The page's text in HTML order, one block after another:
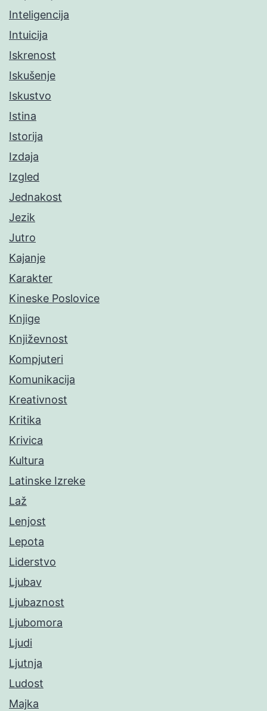
Inteligencija
Intuicija
Iskrenost
Iskušenje
Iskustvo
Istina
Istorija
Izdaja
Izgled
Jednakost
Jezik
Jutro
Kajanje
Karakter
Kineske Poslovice
Knjige
Književnost
Kompjuteri
Komunikacija
Kreativnost
Kritika
Krivica
Kultura
Latinske Izreke
Laž
Lenjost
Lepota
Liderstvo
Ljubav
Ljubaznost
Ljubomora
Ljudi
Ljutnja
Ludost
Majka